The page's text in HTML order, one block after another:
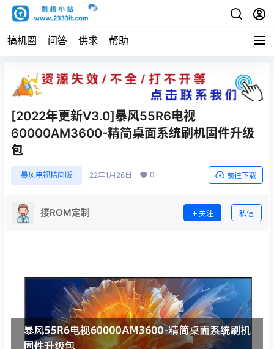
搞机圈 问答 供求 帮助
[2022年更新V3.0]暴风55R6电视
60000AM3600-精简桌面系统刷机固件升级
包
暴风电视精简版 22年1月26日 0 前往下载
接ROM定制 关注 私信